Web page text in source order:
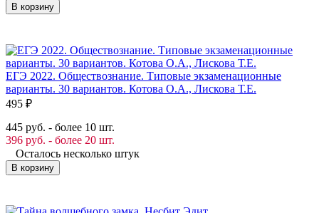
В корзину
ЕГЭ 2022. Обществознание. Типовые экзаменационные
варианты. 30 вариантов. Котова О.А., Лискова Т.Е.
495 ₽
445 руб. - более 10 шт.
396 руб. - более 20 шт.
Осталось несколько штук
В корзину